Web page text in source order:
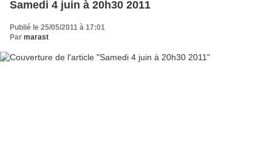
Samedi 4 juin à 20h30 2011
Publié le 25/05/2011 à 17:01
Par marast